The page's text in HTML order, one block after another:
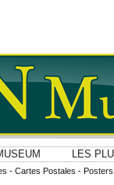
LES
- Cartes Postales -